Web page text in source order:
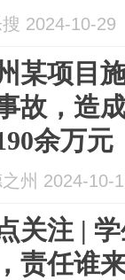
2024-10-29
某项目
故，造
余万元
州 2024-10-
关注 |
责任谁